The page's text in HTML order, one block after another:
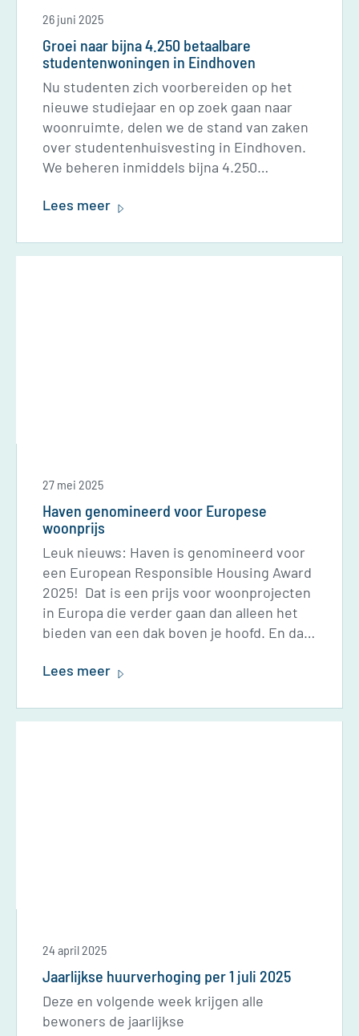
26 juni 2025
Groei naar bijna 4.250 betaalbare
studentenwoningen in Eindhoven
Nu studenten zich voorbereiden op het
nieuwe studiejaar en op zoek gaan naar
woonruimte, delen we de stand van zaken
over studentenhuisvesting in Eindhoven.
We beheren inmiddels bijna 4.250
Daarmee zijn we de grootste aanbieder
stad met een aandeel van zo'n 25 tot 30%.
Lees meer
27 mei 2025
Haven genomineerd voor Europese
woonprijs
Leuk nieuws: Haven is genomineerd voor
een European Responsible Housing Award
2025! Dat is een prijs voor woonprojecten
in Europa die verder gaan dan alleen het
bieden van een dak boven je hoofd. En daar
Lees meer
24 april 2025
Jaarlijkse huurverhoging per 1 juli 2025
Deze en volgende week krijgen alle
bewoners de jaarlijkse